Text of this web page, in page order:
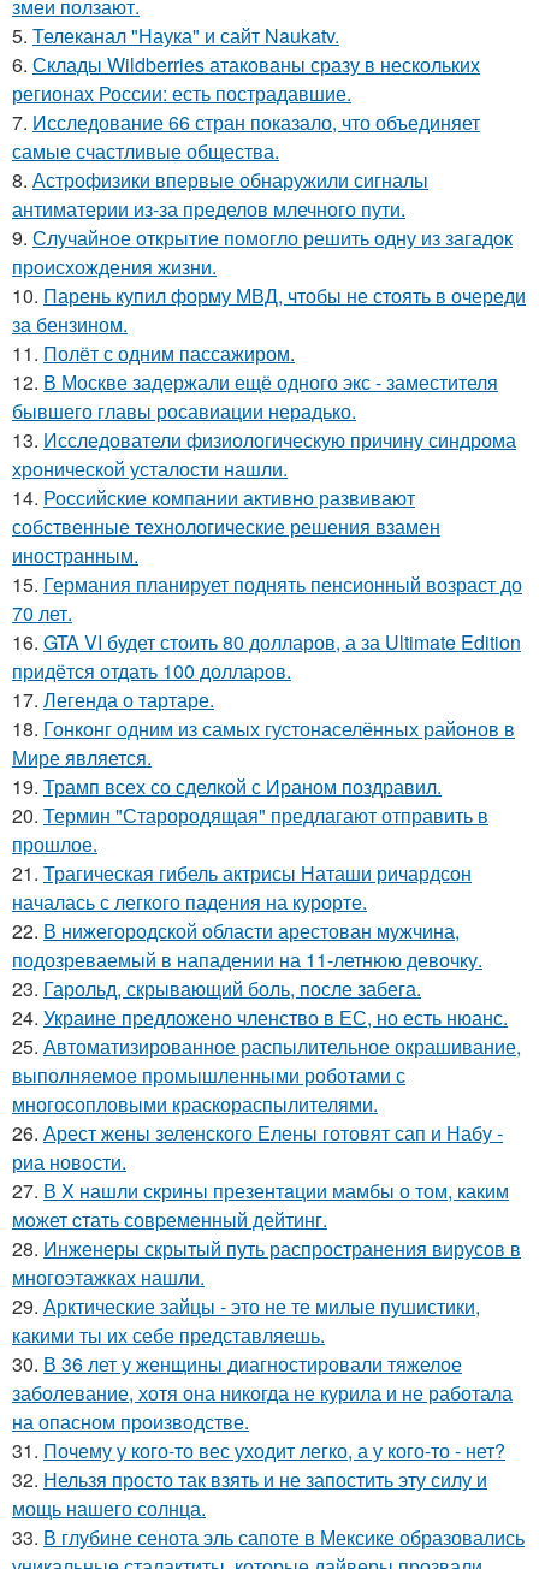
змеи ползают.
5. Телеканал "Наука" и сайт Naukatv.
6. Склады Wildberries атакованы сразу в нескольких
регионах России: есть пострадавшие.
7. Исследование 66 стран показало, что объединяет
самые счастливые общества.
8. Астрофизики впервые обнаружили сигналы
антиматерии из-за пределов млечного пути.
9. Случайное открытие помогло решить одну из загадок
происхождения жизни.
10. Парень купил форму МВД, чтобы не стоять в очереди
за бензином.
11. Полёт с одним пассажиром.
12. В Москве задержали ещё одного экс - заместителя
бывшего главы росавиации нерадько.
13. Исследователи физиологическую причину синдрома
хронической усталости нашли.
14. Российские компании активно развивают
собственные технологические решения взамен
иностранным.
15. Германия планирует поднять пенсионный возраст до
70 лет.
16. GTA VI будет стоить 80 долларов, а за Ultimate Edition
придётся отдать 100 долларов.
17. Легенда о тартаре.
18. Гонконг одним из самых густонаселённых районов в
Мире является.
19. Трамп всех со сделкой с Ираном поздравил.
20. Термин "Старородящая" предлагают отправить в
прошлое.
21. Трагическая гибель актрисы Наташи ричардсон
началась с легкого падения на курорте.
22. В нижегородской области арестован мужчина,
подозреваемый в нападении на 11-летнюю девочку.
23. Гарольд, скрывающий боль, после забега.
24. Украине предложено членство в ЕС, но есть нюанс.
25. Автоматизированное распылительное окрашивание,
выполняемое промышленными роботами с
многосопловыми краскораспылителями.
26. Арест жены зеленского Елены готовят сап и Набу -
риа новости.
27. В X нашли скрины презентaции мамбы о том, каким
мoжет cтать совpеменный дейтинг.
28. Инженеры скрытый путь распространения вирусов в
многоэтажках нашли.
29. Арктические зайцы - это не те милые пушистики,
какими ты их себе представляешь.
30. В 36 лет у женщины диагностировали тяжелое
заболевание, хотя она никогда не курила и не работала
на опасном производстве.
31. Почему у кого-то вес уходит легко, а у кого-то - нет?
32. Нельзя просто так взять и не запостить эту силу и
мощь нашего солнца.
33. В глубине сенота эль сапоте в Мексике образовались